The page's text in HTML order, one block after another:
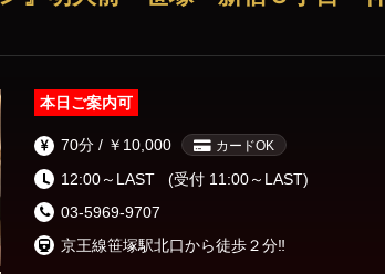
本日ご案内可
70分 / ￥10,000 カードOK
12:00～LAST
(受付 11:00～LAST)
03-5969-9707
京王線笹塚駅北口から徒歩２分‼️
・赤坂・青山